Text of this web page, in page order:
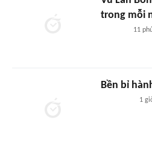
trong mỗi
11
Bền bỉ
1